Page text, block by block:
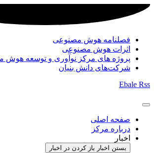
فصلنامه هوش مصنوعی
اثرات هوش مصنوعی
پروژه های مرکز نوآوری و توسعه هوش
شرکت‌های دانش بنیان
Ebale Rss
صفحه اصلی
درباره مرکز
اخبار
بستن اخبار باز کردن در اخبار